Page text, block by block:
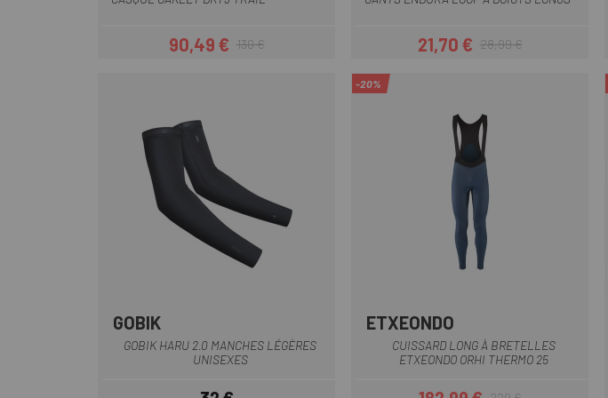
Prix
90,49 €Prix habituel
130 €
Prix
21,70 €Prix habituel
28,99 €
GOBIK
GOBIK HARU 2.0 MANCHES LÉGÈRES
UNISEXES
Bleu Foncé
-20%
ETXEONDO
CUISSARD LONG À BRETELLES
ETXEONDO ORHI THERMO 25